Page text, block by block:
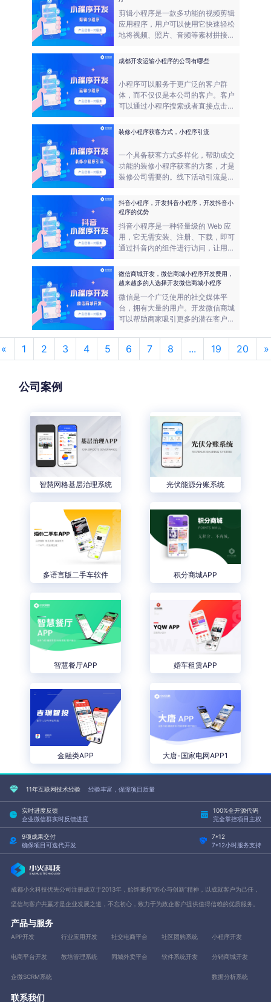
剪辑小程序是一款多功能的视频剪辑
应用程序，用户可以使用它快速轻松
地将视频、照片、音频等素材拼接在
素。剪辑小程序还提供了云存储、社
成都开发运输小程序的公司有哪些
小程序可以服务于更广泛的客户群
体，而不仅仅是本公司的客户。客户
可以通过小程序搜索或者直接点击进
物流公司还可以在小程序上展示公司
装修小程序获客方式，小程序引流
一个具备获客方式多样化，帮助成交
功能的装修小程序获客的方案，才是
装修公司需要的。线下活动引流是一
设置活动，比如：送礼品等活动，吸
引业主到店咨询，并邀请业主进店体
验。这样就可以实现线上线下引流。
抖音小程序，开发抖音小程序，开发抖音小
程序的优势
抖音小程序是一种轻量级的 Web 应
用，它无需安装、注册、下载，即可
通过抖音内的组件进行访问，让用户
载，享受更快速的功能和服务。
微信商城开发，微信商城小程序开发费用，
越来越多的人选择开发微信商城小程序
微信是一个广泛使用的社交媒体平
台，拥有大量的用户。开发微信商城
可以帮助商家吸引更多的潜在客户，
要购买成熟的小程序系统，则价格相
对便宜，但没有版权和源码，用户体
验也没有定制设计出来的好。
« 1 2 3 4 5 6 7 8 ... 19 20 »
公司案例
智慧网格基层治理系统 光伏能源分账系统
多语言版二手车软件 积分商城APP
智慧餐厅APP 婚车租赁APP
金融类APP 大唐-国家电网APP1
11年互联网技术经验 经验丰富，保障项目质量
实时进度反馈
企业微信群实时反馈进度
100%全开源代码
完全掌控项目主权
9项成果交付
确保项目可迭代开发
7*12
7*12小时服务支持
成都小火科技优先公司注册成立于2013年，始终秉持“匠心与创新”精神，以成就客户为己任，
坚信与客户共赢才是企业发展之道，不忘初心，致力于为政企客户提供值得信赖的优质服务。
产品与服务
APP开发 行业应用开发 社交电商平台 社区团购系统 小程序开发
电商平台开发 教培管理系统 同城外卖平台 软件系统开发 分销商城开发
企微SCRM系统 数据分析系统
联系我们